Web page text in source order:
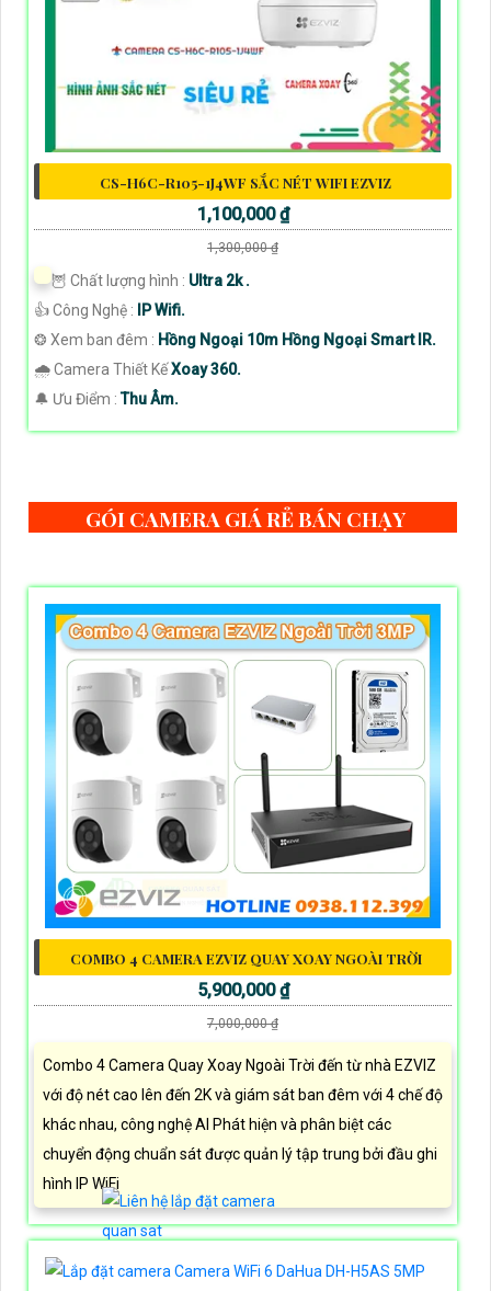
CS-H6C-R105-1J4WF SẮC NÉT WIFI EZVIZ
1,100,000 ₫
1,300,000 ₫
🦉 Chất lượng hình : Ultra 2k .
👍 Công Nghệ :
IP Wifi.
❂ Xem ban đêm : Hồng Ngoại 10m Hồng Ngoại Smart IR.
🌧️ Camera Thiết KếXoay 360.
️🔔 Ưu Điểm :Thu Âm.
GÓI CAMERA GIÁ RẺ BÁN CHẠY
COMBO 4 CAMERA EZVIZ QUAY XOAY NGOÀI TRỜI
5,900,000 ₫
7,000,000 ₫
Combo 4 Camera Quay Xoay Ngoài Trời đến từ nhà EZVIZ
với độ nét cao lên đến 2K và giám sát ban đêm với 4 chế độ
khác nhau, công nghệ AI Phát hiện và phân biệt các
chuyển động chuẩn sát được quản lý tập trung bởi đầu ghi
hình IP WiFi